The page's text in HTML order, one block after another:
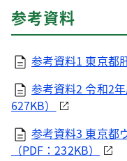
参考資料
参考資料1 東京都
参考資料2 令和2
627KB）
参考資料3 東京都
（PDF：232KB）